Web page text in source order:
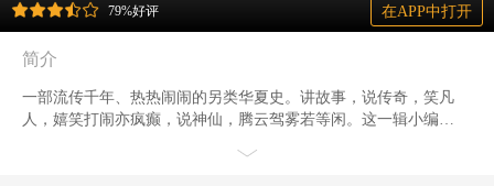
79%好评 在APP中打开
简介
一部流传千年、热热闹闹的另类华夏史。讲故事，说传奇，笑凡
人，嬉笑打闹亦疯癫，说神仙，腾云驾雾若等闲。这一辑小编精